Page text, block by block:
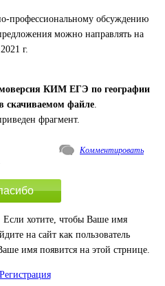
профессиональному обсуждению
можно направлять на
г.
КИМ ЕГЭ по географии
скачиваемом файле
фрагмент.
Комментировать
хотите, чтобы Ваше имя
на сайт как пользователь
имя появится на этой стрнице.
Регистрация